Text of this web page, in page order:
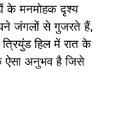
के मनमोहक दृश्य
जंगलों से गुजरते हैं,
हिल में रात के
ऐसा अनुभव है जिसे